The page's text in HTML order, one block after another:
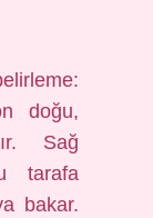
doğu,
Sağ
tarafa
bakar.